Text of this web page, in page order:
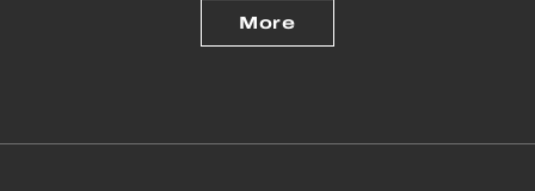
More